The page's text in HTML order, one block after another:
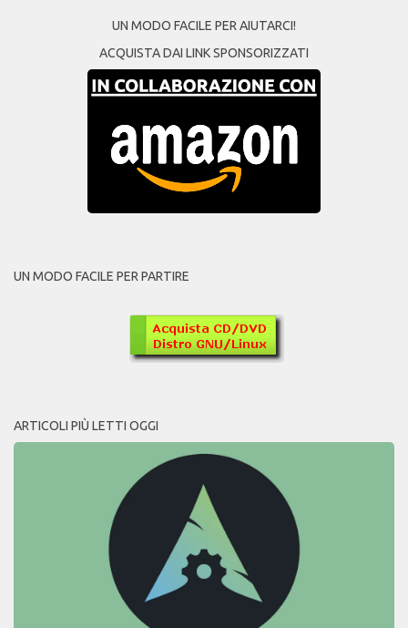
UN MODO FACILE PER AIUTARCI!
ACQUISTA DAI LINK SPONSORIZZATI
UN MODO FACILE PER PARTIRE
ARTICOLI PIÙ LETTI OGGI